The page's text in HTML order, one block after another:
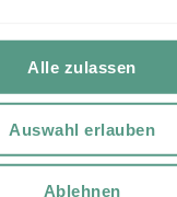
Alle zulassen
Auswahl erlauben
Ablehnen
2026 - wirklich-